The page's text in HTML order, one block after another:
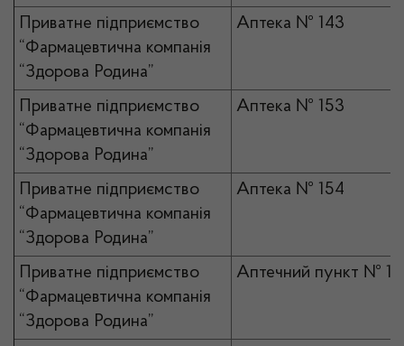
Приватне підприємство
“Фармацевтична компанія
“Здорова Родина”
Аптека № 143
Приватне підприємство
“Фармацевтична компанія
“Здорова Родина”
Аптека № 153
Приватне підприємство
“Фармацевтична компанія
“Здорова Родина”
Аптека № 154
Приватне підприємство
“Фармацевтична компанія
“Здорова Родина”
Аптечний пункт № 10